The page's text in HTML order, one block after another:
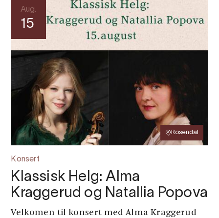
Aug.
15
Rosendal
Konsert
Klassisk Helg: Alma
Kraggerud og Natallia Popova
Velkomen til konsert med Alma Kraggerud